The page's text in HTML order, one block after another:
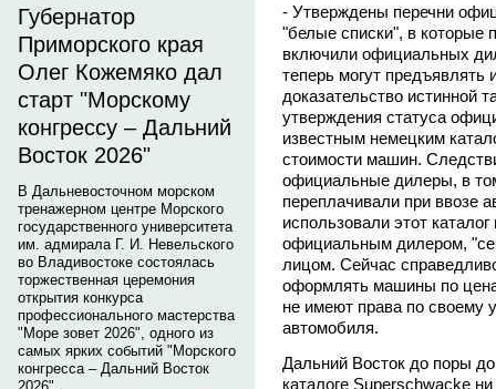
Губернатор
Приморского края
Олег Кожемяко дал
старт "Морскому
конгрессу – Дальний
Восток 2026"
В Дальневосточном морском
тренажерном центре Морского
государственного университета
им. адмирала Г. И. Невельского
во Владивостоке состоялась
торжественная церемония
открытия конкурса
профессионального мастерства
"Море зовет 2026", одного из
самых ярких событий "Морского
конгресса – Дальний Восток
- Утверждены перечни
"белые списки", в которые
включили официальных
теперь могут предъявлять
доказательство истинной
утверждения статуса
известным немецким
стоимости машин.
официальные дилеры, в
переплачивали при ввозе
использовали этот
официальным дилером,
лицом. Сейчас
оформлять машины по
не имеют права по своему
автомобиля.
Дальний Восток до поры
каталоге Superschwacke